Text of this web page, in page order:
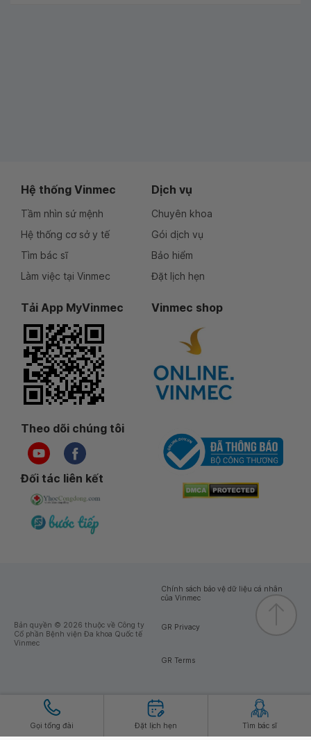
Gọi tổng đài Đặt lịch hẹn Tìm bác sĩ
Hệ thống Vinmec
Tầm nhìn sứ mệnh
Hệ thống cơ sở y tế
Tìm bác sĩ
Làm việc tại Vinmec
Dịch vụ
Chuyên khoa
Gói dịch vụ
Bảo hiểm
Đặt lịch hẹn
Tải App MyVinmec Vinmec shop
Theo dõi chúng tôi
Đối tác liên kết
Bản quyền © 2026 thuộc về Công ty
Cổ phần Bệnh viện Đa khoa Quốc tế
Vinmec
Chính sách bảo vệ dữ liệu cá nhân
của Vinmec
GR Privacy
GR Terms